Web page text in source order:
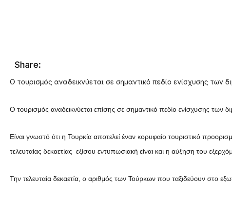
Share:
Ο τουρισμός αναδεικνύεται σε σημαντικό πεδίο ενίσχυσης των
Ο τουρισμός αναδεικνύεται επίσης σε σημαντικό πεδίο ενίσχυσης των
Είναι γνωστό ότι η Τουρκία αποτελεί έναν κορυφαίο τουριστικό
τελευταίας δεκαετίας εξίσου εντυπωσιακή είναι και η αύξηση του
Την τελευταία δεκαετία, ο αριθμός των Τούρκων που ταξιδεύουν στο